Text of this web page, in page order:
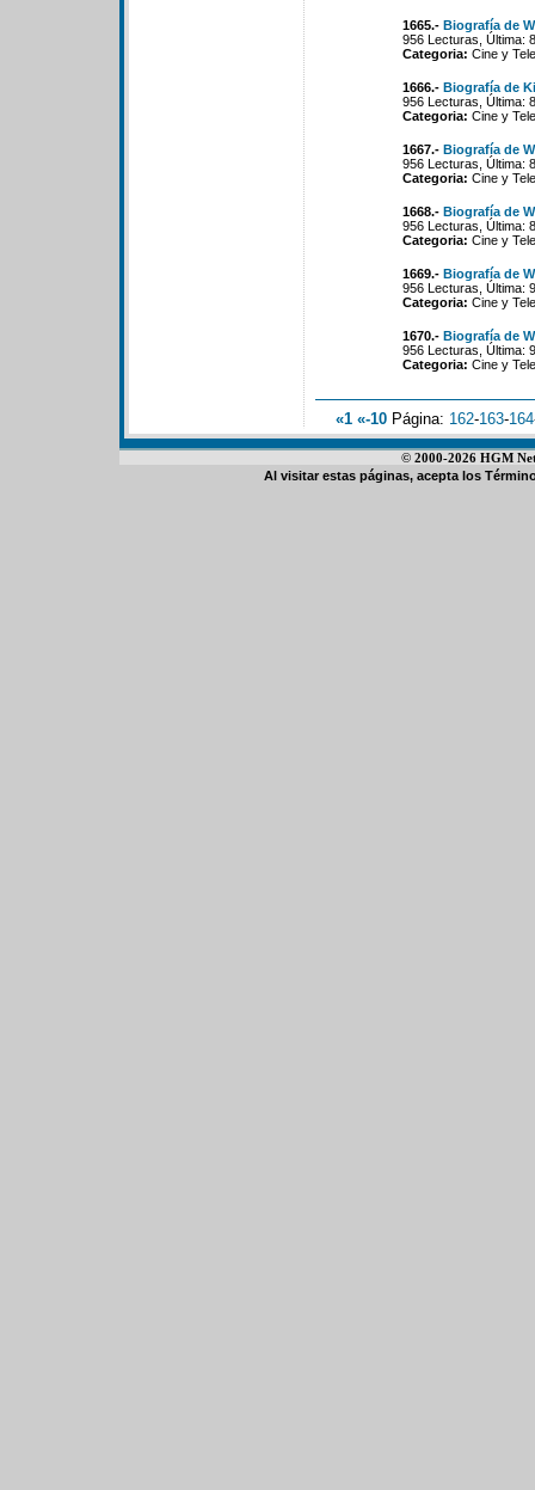
1665.- Biografía de
956 Lecturas, Última:
Categoria: Cine y
1666.- Biografía de
956 Lecturas, Última:
Categoria: Cine y
1667.- Biografía de
956 Lecturas, Última:
Categoria: Cine y
1668.- Biografía de
956 Lecturas, Última:
Categoria: Cine y
1669.- Biografía de
956 Lecturas, Última:
Categoria: Cine y
1670.- Biografía de
956 Lecturas, Última:
Categoria: Cine y
«1 «-10 Página: 162-163-164
© 2000-2026 HGM
Al visitar estas páginas, acepta los